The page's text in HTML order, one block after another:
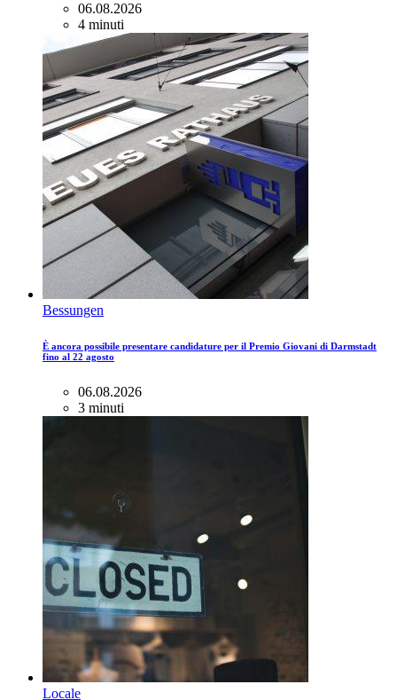
06.08.2026
4 minuti
Bessungen
È ancora possibile presentare candidature per il Premio Giovani di Darmstadt
fino al 22 agosto
06.08.2026
3 minuti
Locale